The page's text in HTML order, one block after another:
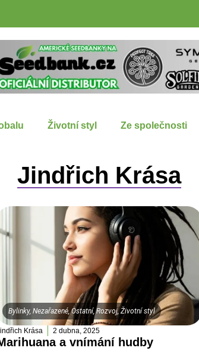
Životní styl Ze společnosti
Jindřich Krása
Bylinky, Nezařazené,Ostatní,Rozvoj,Životní styl
Krása 2 dubna, 2025
a vnímání hudby